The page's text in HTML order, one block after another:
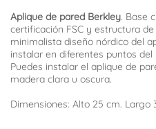
Aplique de pared Berkley. Base
certificación FSC y estructura
minimalista diseño nórdico del
instalar en diferentes puntos
Puedes instalar el aplique de
madera clara u oscura.
Dimensiones: Alto 25 cm. Largo